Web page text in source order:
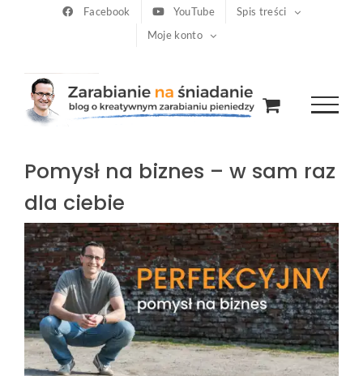
Facebook YouTube
Spis treści
Moje konto
Pomysł na biznes – w sam raz
dla ciebie
Pokaż
większy
obrazek